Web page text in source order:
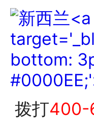
拨打400-